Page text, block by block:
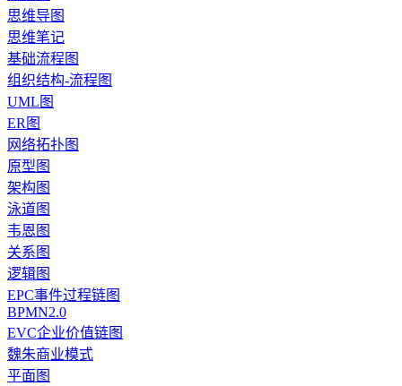
思维导图
思维笔记
基础流程图
组织结构-流程图
UML图
ER图
网络拓扑图
原型图
架构图
泳道图
韦恩图
关系图
逻辑图
EPC事件过程链图
BPMN2.0
EVC企业价值链图
魏朱商业模式
平面图